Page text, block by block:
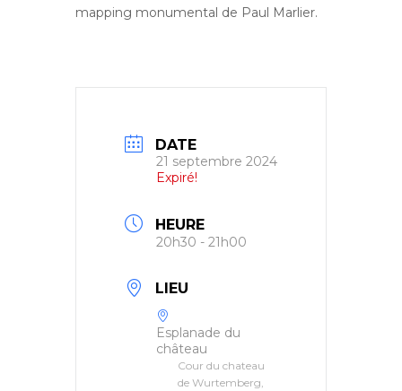
mapping monumental de Paul Marlier.
DATE
21 septembre 2024
Expiré!
HEURE
20h30 - 21h00
LIEU
Esplanade du
château
Cour du chateau
de Wurtemberg,